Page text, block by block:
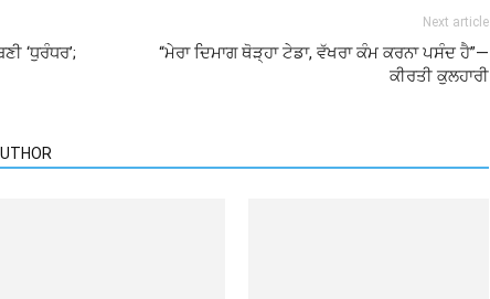
‘ਧੁਰੰਧਰ’;
Next article
“ਮੇਰਾ ਦਿਮਾਗ ਥੋੜ੍ਹਾ ਟੇਡਾ, ਵੱਖਰਾ ਕੰਮ ਕਰਨਾ ਪਸੰਦ ਹੈ”—
ਕੀਰਤੀ ਕੁਲਹਾਰੀ